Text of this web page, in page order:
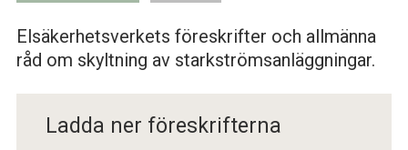
ö
k
Elsäkerhetsverkets föreskrifter och allmänna
råd om skyltning av starkströmsanläggningar.
Ladda ner föreskrifterna